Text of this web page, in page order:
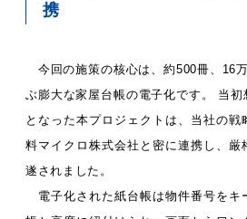
携
今回の施策の核心は、約500冊、16
ぶ膨大な家屋台帳の電子化です。 当
となった本プロジェクトは、当社の戦
料マイクロ株式会社と密に連携し、厳
遂されました。
電子化された紙台帳は物件番号をキ